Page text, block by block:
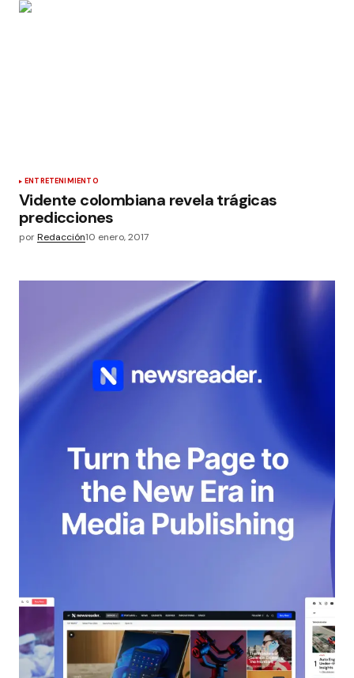
ENTRETENIMIENTO
Vidente colombiana revela trágicas
predicciones
porRedacción10 enero, 2017